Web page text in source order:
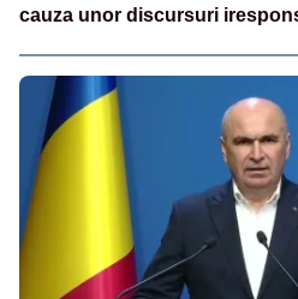
cauza unor discursuri